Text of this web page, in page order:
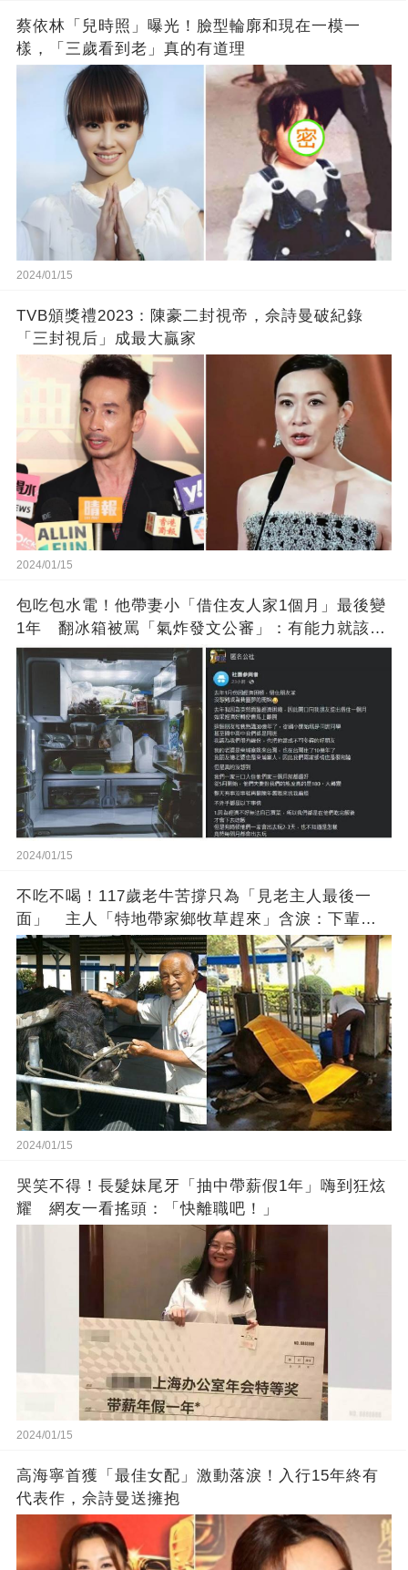
蔡依林「兒時照」曝光！臉型輪廓和現在一模一
樣，「三歲看到老」真的有道理
2024/01/15
TVB頒獎禮2023：陳豪二封視帝，佘詩曼破紀錄
「三封視后」成最大贏家
2024/01/15
包吃包水電！他帶妻小「借住友人家1個月」最後變
1年 翻冰箱被罵「氣炸發文公審」：有能力就該大
方
2024/01/15
不吃不喝！117歲老牛苦撐只為「見老主人最後一
面」 主人「特地帶家鄉牧草趕來」含淚：下輩子
找個好人家
2024/01/15
哭笑不得！長髮妹尾牙「抽中帶薪假1年」嗨到狂炫
耀 網友一看搖頭：「快離職吧！」
2024/01/15
高海寧首獲「最佳女配」激動落淚！入行15年終有
代表作，佘詩曼送擁抱